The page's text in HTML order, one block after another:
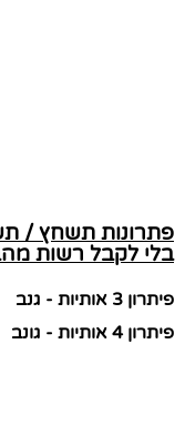
פתרונות תשחץ /
בלי לקבל רשות
פיתרון 3 אותיות - גנב
פיתרון 4 אותיות - גונב